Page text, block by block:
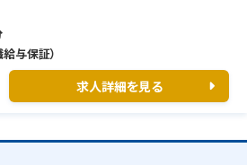
与保証）
求人詳細を見る